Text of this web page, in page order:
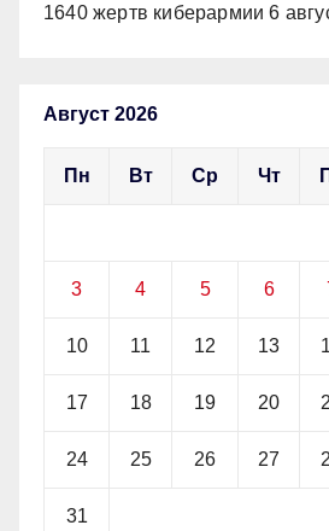
1640 жертв киберармии 6
Август 2026
Пн Вт Ср Чт
3 4 5 6
10 11 12 13
17 18 19 20
24 25 26 27
31